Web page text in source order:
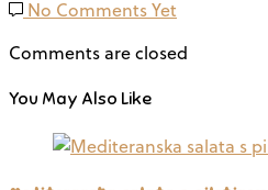
No Comments Yet
Comments are closed
You May Also Like